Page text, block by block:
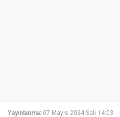
Yayınlanma: 07 Mayıs 2024 Salı 14:03